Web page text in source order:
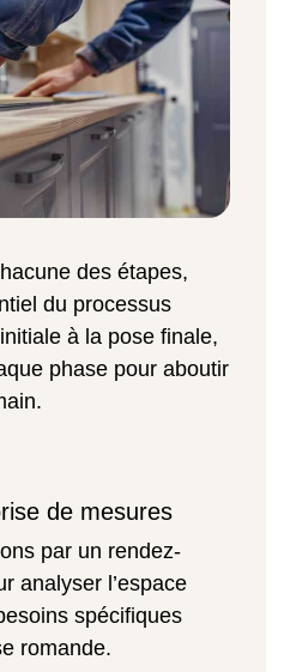
des étapes,
du processus
à la pose finale,
phase pour aboutir
de mesures
par un rendez-
analyser l’espace
spécifiques
romande.